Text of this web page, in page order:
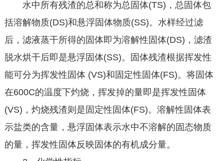
水中所有残渣的总和称为总固体(TS)，总固体包
括溶解物质(DS)和悬浮固体物质(SS)。水样经过滤
后，滤液蒸干所得的固体即为溶解性固体(DS)，滤渣
脱水烘干后即是悬浮固体(SS)。固体残渣根据挥发性
能可分为挥发性固体 (VS)和固定性固体(FS)。将固体
在600C的温度下灼烧，挥发掉的量即是挥发性固体
(VS)，灼烧残渣则是固定性固体(FS)。溶解性固体表
示盐类的含量，悬浮固体表示水中不溶解的固态物质
的量，挥发性固体反映固体的有机成分量。